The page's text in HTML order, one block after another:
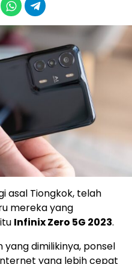
asal Tiongkok, telah
mereka yang
Infinix Zero 5G 2023.
dimilikinya, ponsel
yang lebih cepat